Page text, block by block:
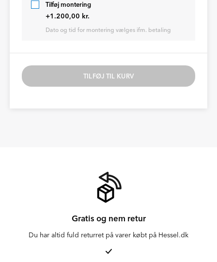
Tilføj montering
+1.200,00 kr.
Dato og tid for montering vælges ifm. betaling
TILFØJ TIL KURV
Gratis og nem retur
Du har altid fuld returret på varer købt på Hessel.dk